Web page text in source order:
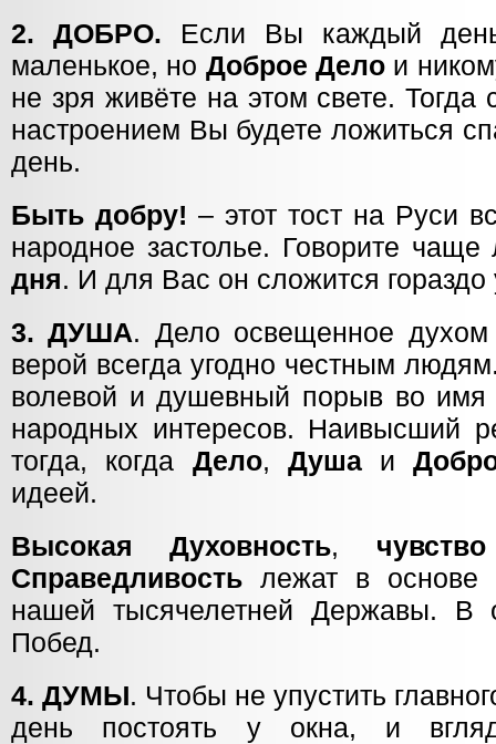
2. ДОБРО. Если Вы каждый
маленькое, но Доброе Дело и
не зря живёте на этом свете.
настроением Вы будете ложиться
день.
Быть добру! – этот тост на Руси
народное застолье. Говорите
дня. И для Вас он сложится гораздо
3. ДУША. Дело освещенное
верой всегда угодно честным
волевой и душевный порыв во имя
народных интересов. Наивысший
тогда, когда Дело, Душаи
идеей.
Высокая Духовность,
Справедливость лежат в основе
нашей тысячелетней Державы. В
Побед.
4. ДУМЫ. Чтобы не упустить
день постоять у окна, и